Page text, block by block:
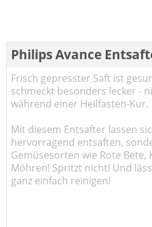
Philips Avance
Frisch gepresster Saft ist
schmeckt besonders lecker -
während einer Heilfasten-Kur.
Mit diesem Entsafter lassen
hervorragend entsaften,
Gemüsesorten wie Rote
Möhren! Spritzt nicht! Und
ganz einfach reinigen!